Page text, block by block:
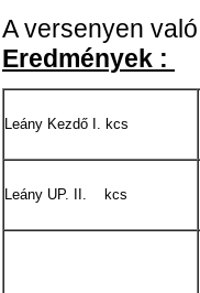
A versenyen
Eredmények :
Leány Kezdő I. kcs
Leány UP. II. kcs